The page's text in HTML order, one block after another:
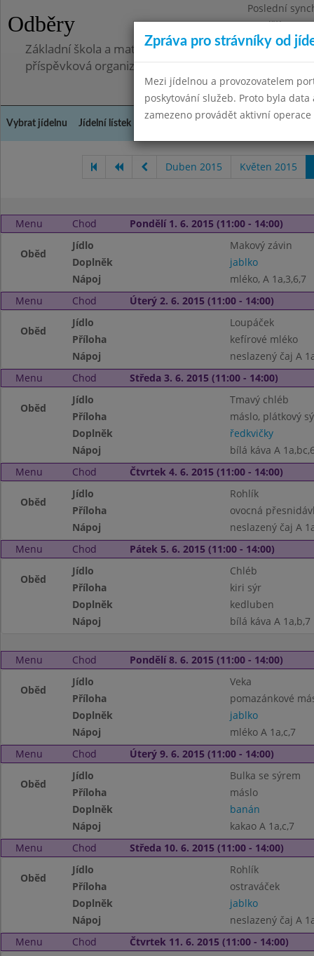
Odběry
Poslední
Pondělí
Základní škola a mateřská škola, Pavlovice u
příspěvková organizace
Vybrat jídelnu Jídelní lístek Kontakty a informace
Duben 2015 Květen 2015
Menu Chod Pondělí 1. 6. 2015 (11:00 - 14:00)
Oběd
Jídlo
Makový závin
Doplněk
jablko
Nápoj
mléko, A 1a,3,6,7
Menu
Chod Úterý 2. 6. 2015 (11:00 - 14:00)
Oběd
Jídlo
Loupáček
Příloha
kefírové mléko
Nápoj
neslazený čaj A
Menu
Chod Středa 3. 6. 2015 (11:00 - 14:00)
Oběd
Jídlo
Tmavý chléb
Příloha
máslo, plátkový
Doplněk
ředkvičky
Nápoj
bílá káva A
Menu
Chod Čtvrtek 4. 6. 2015 (11:00 - 14:00)
Oběd
Jídlo
Rohlík
Příloha
ovocná
Nápoj
neslazený čaj A
Menu
Chod Pátek 5. 6. 2015 (11:00 - 14:00)
Oběd
Jídlo
Chléb
Příloha
kiri sýr
Doplněk
kedluben
Nápoj
bílá káva A 1a,b,7
Menu Chod Pondělí 8. 6. 2015 (11:00 - 14:00)
Oběd
Jídlo
Veka
Příloha
pomazánkové
Doplněk
jablko
Nápoj
mléko A 1a,c,7
Menu
Chod Úterý 9. 6. 2015 (11:00 - 14:00)
Oběd
Jídlo
Bulka se sýrem
Příloha
máslo
Doplněk
banán
Nápoj
kakao A 1a,c,7
Menu
Chod Středa 10. 6. 2015 (11:00 - 14:00)
Oběd
Jídlo
Rohlík
Příloha
ostraváček
Doplněk
jablko
Nápoj
neslazený čaj A
Menu
Chod Čtvrtek 11. 6. 2015 (11:00 - 14:00)
Zpráva pro strávníky od
Mezi jídelnou a provozovatelem
poskytování služeb. Proto byla
zamezeno provádět aktivní